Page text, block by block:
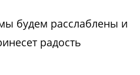
будем расслаблены и
радость